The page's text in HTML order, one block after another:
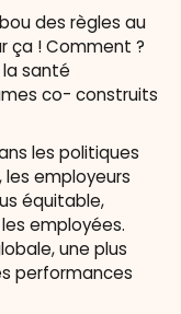
des règles au
ça ! Comment ?
santé
co- construits
les politiques
employeurs
équitable,
employées.
une plus
performances